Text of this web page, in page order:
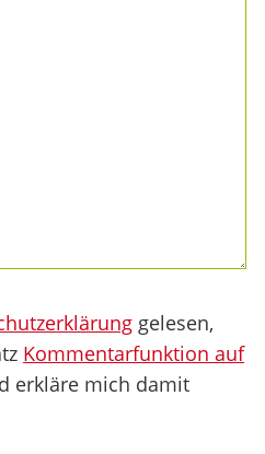
gelesen,
Kommentarfunktion auf
erkläre mich damit